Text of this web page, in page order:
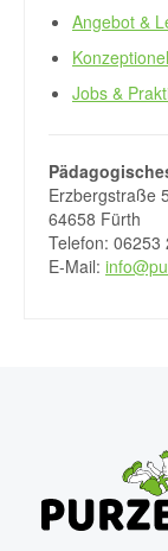
Angebot &
Jobs &
Erzbergstraße
64658 Fürth
Telefon: 06253
E-Mail: